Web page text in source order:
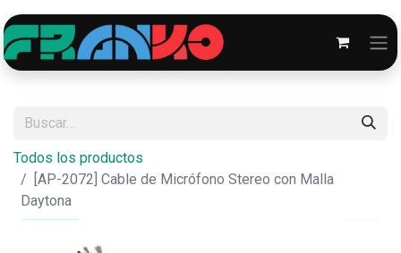
Todos los productos
[AP-2072] Cable de Micrófono Stereo con Malla
Daytona